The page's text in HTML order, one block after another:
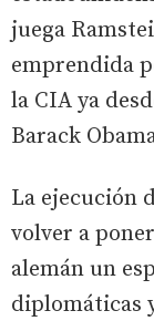
juega
emprendida
la CIA ya
Barack
La ejecución
volver a
alemán un
diplomáticas